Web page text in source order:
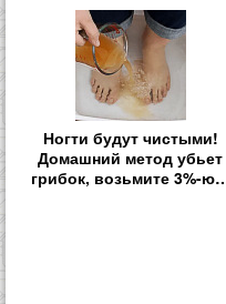
Ногти будут чистыми!
Домашний метод убьет
грибок, возьмите 3%-